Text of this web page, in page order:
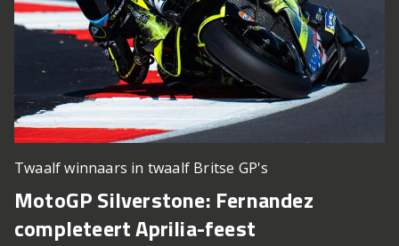
Twaalf winnaars in twaalf Britse GP's
MotoGP Silverstone: Fernandez
completeert Aprilia-feest